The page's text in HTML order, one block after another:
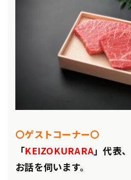
〇ゲストコーナー〇
「KEIZOKURARA」代表、
お話を伺います。